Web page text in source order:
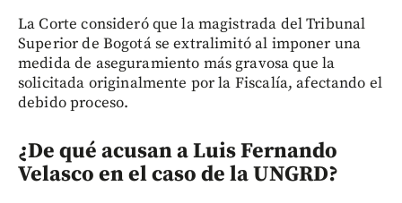
La Corte consideró que la magistrada del Tribunal
Superior de Bogotá se extralimitó al imponer una
medida de aseguramiento más gravosa que la
solicitada originalmente por la Fiscalía, afectando el
debido proceso.
¿De qué acusan a Luis Fernando
Velasco en el caso de la UNGRD?